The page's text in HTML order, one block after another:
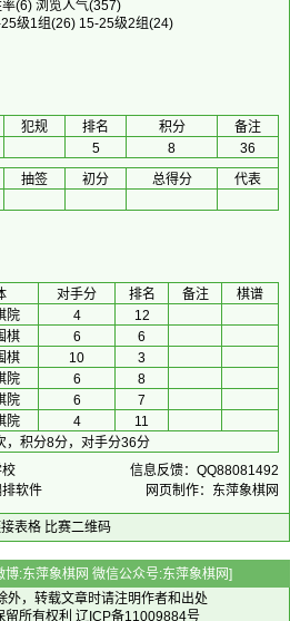
(6) 浏览人气(357)
级1组(26) 15-25级2组(24)
犯规 排名 积分
备注
5 8
36
抽签 初分 总得分 代表
对手分 排名 备注
棋谱
院 4
12
棋 6
6
棋 10
3
院 6
8
院 6
7
院 4
11
，积分8分，对手分36分
校
信息反馈：QQ88081492
软件 网页制作：东萍象棋网
表格 比赛二维码
:东萍象棋网 微信公众号:东萍象棋网]
外，转载文章时请注明作者和出处
所有权利 辽ICP备11009884号